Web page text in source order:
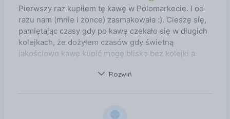
pozostanie świeża i aromatyczna.
Pierwszy raz kupiłem tę kawę w Polomarkecie. I od
razu nam (mnie i żonce) zasmakowała :). Cieszę się,
pamiętając czasy gdy po kawę czekało się w długich
kolejkach, że dożyłem czasów gdy świetną
jakościowo kawę kupić mogę blisko bez kolejki a
Rozwiń